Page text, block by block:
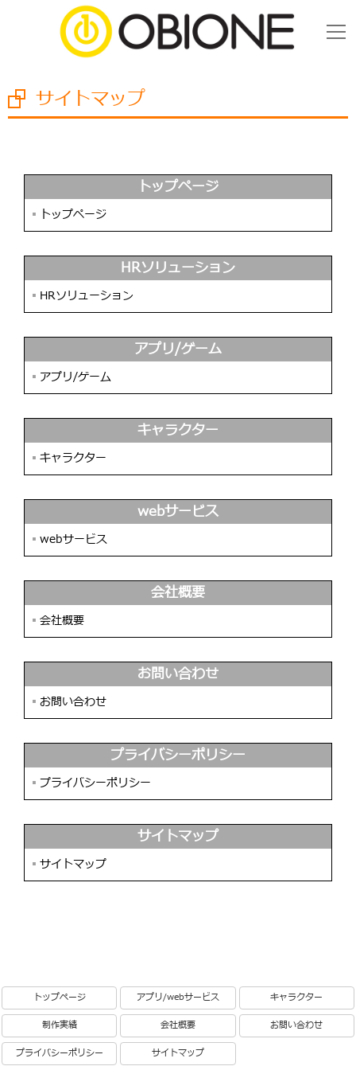
サイトマップ
トップページ
▪︎ トップページ
HRソリューション
▪︎ HRソリューション
アプリ/ゲーム
▪︎ アプリ/ゲーム
キャラクター
▪︎ キャラクター
webサービス
▪︎ webサービス
会社概要
▪︎ 会社概要
お問い合わせ
▪︎ お問い合わせ
プライバシーポリシー
▪︎ プライバシーポリシー
サイトマップ
▪︎ サイトマップ
トップページ アプリ/webサービス キャラクター
制作実績 会社概要 お問い合わせ
プライバシーポリシー サイトマップ